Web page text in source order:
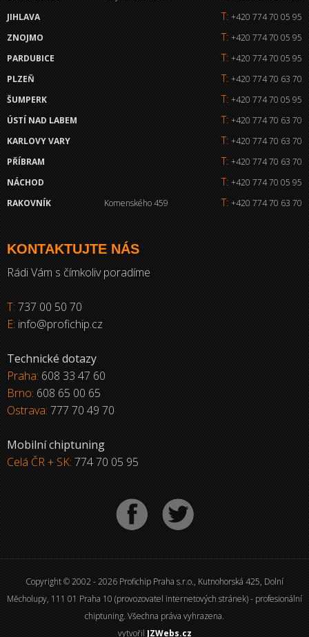
JIHLAVA
T: +420 774 70 05 95
ZNOJMO
T: +420 774 70 05 95
PARDUBICE
T: +420 774 70 05 95
PLZEŇ
T: +420 774 70 63 70
ŠUMPERK
T: +420 774 70 05 95
ÚSTÍ NAD LABEM
T: +420 774 70 63 70
KARLOVY VARY
T: +420 774 70 63 70
PŘÍBRAM
T: +420 774 70 63 70
NÁCHOD
T: +420 774 70 05 95
RAKOVNÍK
Komenského 459 T: +420 774 70 63 70
KONTAKTUJTE NÁS
Rádi Vám s čímkoliv poradíme
T: 737 00 50 70
E: info@profichip.cz
Technické dotazy
Praha: 608 33 47 60
Brno: 608 65 00 65
Ostrava: 777 70 49 70
Mobilní chiptuning
Celá ČR + SK: 774 70 05 95
Copyright © 2002 - 2026 Profichip Praha s.r.o., Kutnohorská 425, Dolní
Měcholupy, 111 01 Praha 10 (provozovatel internetových stránek) - profesionální
chiptuning. Všechna práva vyhrazena.
vytvořil JZWebs.cz